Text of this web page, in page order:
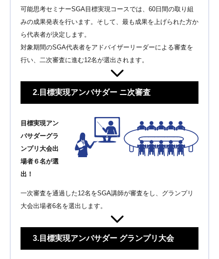
可能思考セミナーSGA目標実現コースでは、60日間の取り組
みの成果発表を行います。そして、最も成果を上げられた方か
ら代表者が決定します。
対象期間のSGA代表者をアドバイザーリーダーによる審査を
行い、二次審査に進む12名が選出されます。
2.目標実現アンバサダー ニ次審査
目標実現アン
バサダーグラ
ンプリ大会出
場者６名が選
出！
一次審査を通過した12名をSGA講師が審査をし、グランプリ
大会出場者6名を選出します。
3.目標実現アンバサダー グランプリ大会